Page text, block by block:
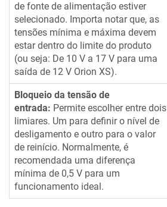
de fonte de alimentação estiver
selecionado. Importa notar que, as
tensões mínima e máxima devem
estar dentro do limite do produto
(ou seja: De 10 V a 17 V para uma
saída de 12 V Orion XS).
Bloqueio da tensão de
entrada: Permite escolher entre dois
limiares. Um para definir o nível de
desligamento e outro para o valor
de reinício. Normalmente, é
recomendada uma diferença
mínima de 0,5 V para um
funcionamento ideal.